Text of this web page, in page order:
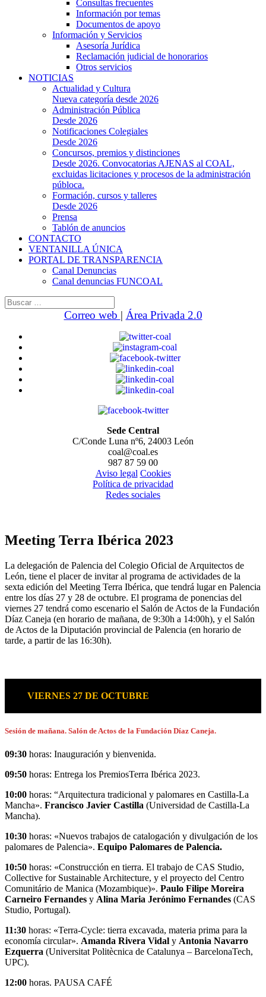
Consultas frecuentes
Información por temas
Documentos de apoyo
Información y Servicios
Asesoría Jurídica
Reclamación judicial de honorarios
Otros servicios
NOTICIAS
Actualidad y Cultura
Nueva categoría desde 2026
Administración Pública
Desde 2026
Notificaciones Colegiales
Desde 2026
Concursos, premios y distinciones
Desde 2026. Convocatorias AJENAS al COAL,
excluidas licitaciones y procesos de la administración
públoca.
Formación, cursos y talleres
Desde 2026
Prensa
Tablón de anuncios
CONTACTO
VENTANILLA ÚNICA
PORTAL DE TRANSPARENCIA
Canal Denuncias
Canal denuncias FUNCOAL
Buscar:
Correo web | Área Privada 2.0
Sede Central
C/Conde Luna nº6, 24003 León
coal@coal.es
987 87 59 00
Aviso legal Cookies
Política de privacidad
Redes sociales
Meeting Terra Ibérica 2023
La delegación de Palencia del Colegio Oficial de Arquitectos de
León, tiene el placer de invitar al programa de actividades de la
sexta edición del Meeting Terra Ibérica, que tendrá lugar en Palencia
entre los días 27 y 28 de octubre. El programa de ponencias del
viernes 27 tendrá como escenario el Salón de Actos de la Fundación
Díaz Caneja (en horario de mañana, de 9:30h a 14:00h), y el Salón
de Actos de la Diputación provincial de Palencia (en horario de
tarde, a partir de las 16:30h).
VIERNES 27 DE OCTUBRE
Sesión de mañana. Salón de Actos de la Fundación Díaz Caneja.
09:30 horas: Inauguración y bienvenida.
09:50 horas: Entrega los PremiosTerra Ibérica 2023.
10:00 horas: “Arquitectura tradicional y palomares en Castilla-La
Mancha». Francisco Javier Castilla (Universidad de Castilla-La
Mancha).
10:30 horas: «Nuevos trabajos de catalogación y divulgación de los
palomares de Palencia». Equipo Palomares de Palencia.
10:50 horas: «Construcción en tierra. El trabajo de CAS Studio,
Collective for Sustainable Architecture, y el proyecto del Centro
Comunitário de Manica (Mozambique)». Paulo Filipe Moreira
Carneiro Fernandes y Alina Maria Jerónimo Fernandes (CAS
Studio, Portugal).
11:30 horas: «Terra-Cycle: tierra excavada, materia prima para la
economía circular». Amanda Rivera Vidal y Antonia Navarro
Ezquerra (Universitat Politècnica de Catalunya – BarcelonaTech,
UPC).
12:00 horas. PAUSA CAFÉ